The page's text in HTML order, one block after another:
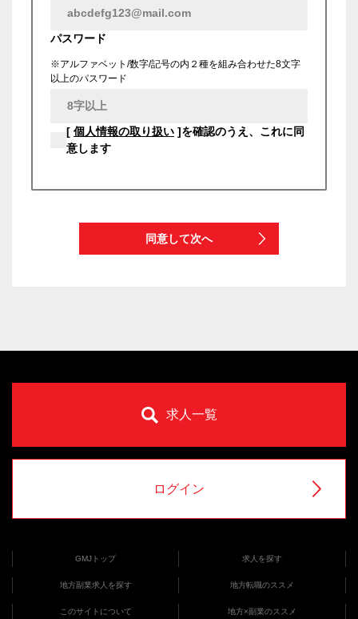
パスワード
※アルファベット/数字/記号の内２種を組み合わせた8文字
以上のパスワード
[ 個人情報の取り扱い ]を確認のうえ、これに同
意します
同意して次へ
求人一覧
ログイン
GMJトップ 求人を探す
地方副業求人を探す 地方転職のススメ
このサイトについて 地方×副業のススメ